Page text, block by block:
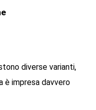
diverse varianti,
è impresa davvero